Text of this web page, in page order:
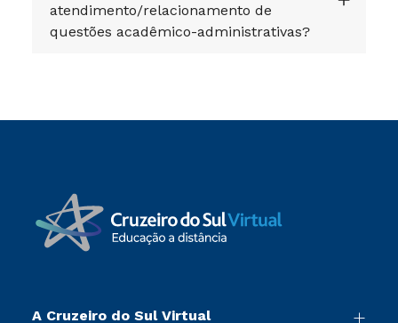
atendimento/relacionamento de
questões acadêmico-administrativas?
A Cruzeiro do Sul Virtual